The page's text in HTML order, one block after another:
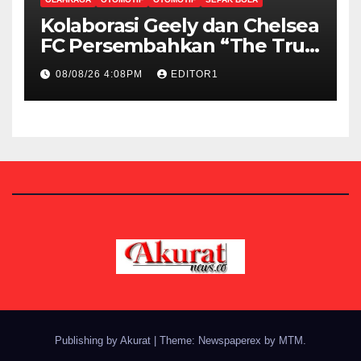
Kolaborasi Geely dan Chelsea
FC Persembahkan “The True
Blue Journey di Indonesia”
08/08/26 4:08PM EDITOR1
Publishing by Akurat Theme: Newspaperex by MTM